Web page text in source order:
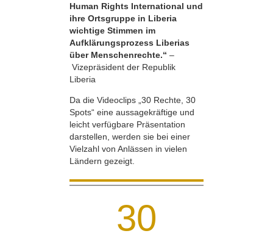
Human Rights International und
ihre Ortsgruppe in Liberia
wichtige Stimmen im
Aufklärungsprozess Liberias
über Menschenrechte.“ –
Vizepräsident der Republik
Liberia
Da die Videoclips „30 Rechte, 30
Spots“ eine aussagekräftige und
leicht verfügbare Präsentation
darstellen, werden sie bei einer
Vielzahl von Anlässen in vielen
Ländern gezeigt.
30